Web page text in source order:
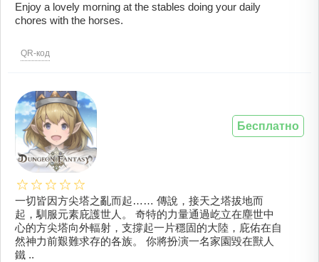
Enjoy a lovely morning at the stables doing your daily
chores with the horses.
QR-код
一切皆因方尖塔之亂而起…… 傳說，接天之塔拔地而
起，馴服元素庇護世人。 奇特的力量通過屹立在塵世中
心的方尖塔向外輻射，支撐起一片穩固的大陸，庇佑在自
然神力前艱難求存的各族。 你將扮演一名家園毀在獸人
鐵 ..
Бесплатно